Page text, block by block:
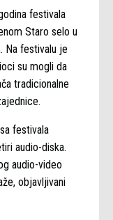
festivala
Staro selo u
Na festivalu je
su mogli da
tradicionalne
festivala
audio-diska.
audio-video
objavljivani